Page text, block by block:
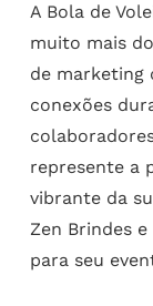
A Bola de
muito mais
de marketing
conexões
represente a
vibrante da
Zen Brindes
para seu